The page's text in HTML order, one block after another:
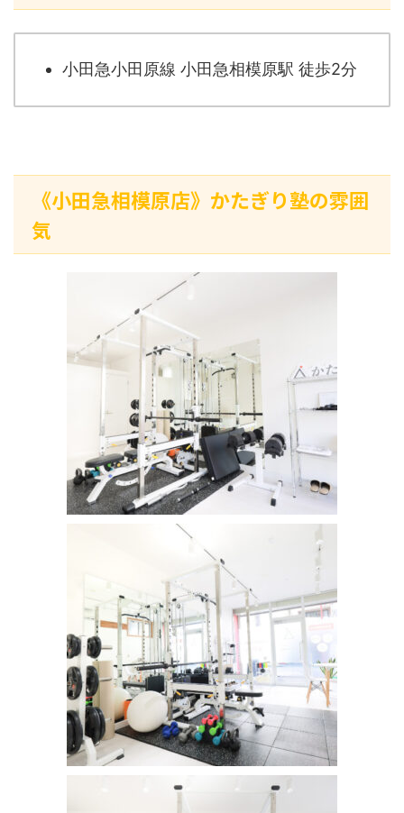
小田急小田原線 小田急相模原駅 徒歩2分
《小田急相模原店》かたぎり塾の雰囲
気